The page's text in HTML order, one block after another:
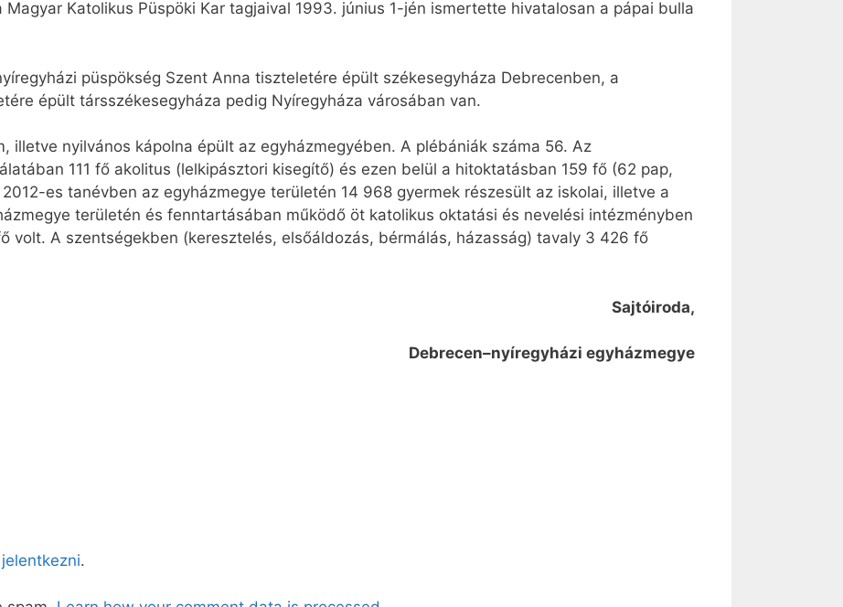
Katolikus Püspöki Kar tagjaival 1993. június 1-jén ismertette hivatalosan a pápai bulla
püspökség Szent Anna tiszteletére épült székesegyháza Debrecenben, a
épült társszékesegyháza pedig Nyíregyháza városában van.
illetve nyilvános kápolna épült az egyházmegyében. A plébániák száma 56. Az
111 fő akolitus (lelkipásztori kisegítő) és ezen belül a hitoktatásban 159 fő (62 pap,
es tanévben az egyházmegye területén 14 968 gyermek részesült az iskolai, illetve a
területén és fenntartásában működő öt katolikus oktatási és nevelési intézményben
volt. A szentségekben (keresztelés, elsőáldozás, bérmálás, házasság) tavaly 3 426 fő
Sajtóiroda,
Debrecen–nyíregyházi egyházmegye
.